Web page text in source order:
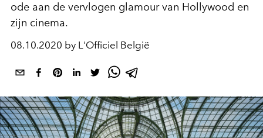
ode aan de vervlogen glamour van Hollywood en
zijn cinema.
08.10.2020 by L'Officiel België